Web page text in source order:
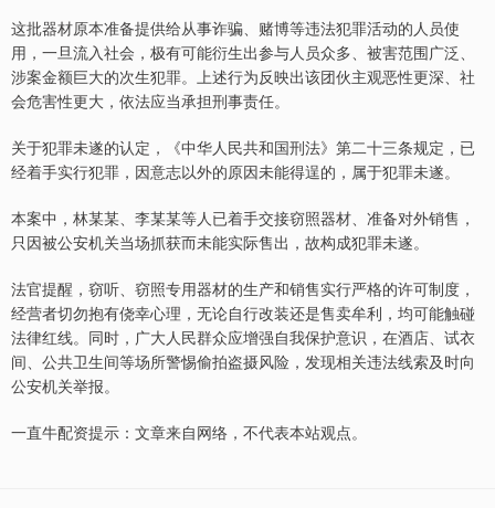
这批器材原本准备提供给从事诈骗、赌博等违法犯罪活动的人员使
用，一旦流入社会，极有可能衍生出参与人员众多、被害范围广泛、
涉案金额巨大的次生犯罪。上述行为反映出该团伙主观恶性更深、社
会危害性更大，依法应当承担刑事责任。
关于犯罪未遂的认定，《中华人民共和国刑法》第二十三条规定，已
经着手实行犯罪，因意志以外的原因未能得逞的，属于犯罪未遂。
本案中，林某某、李某某等人已着手交接窃照器材、准备对外销售，
只因被公安机关当场抓获而未能实际售出，故构成犯罪未遂。
法官提醒，窃听、窃照专用器材的生产和销售实行严格的许可制度，
经营者切勿抱有侥幸心理，无论自行改装还是售卖牟利，均可能触碰
法律红线。同时，广大人民群众应增强自我保护意识，在酒店、试衣
间、公共卫生间等场所警惕偷拍盗摄风险，发现相关违法线索及时向
公安机关举报。
一直牛配资提示：文章来自网络，不代表本站观点。